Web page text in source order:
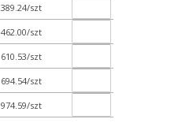
389.24/szt
462.00/szt
610.53/szt
694.54/szt
974.59/szt